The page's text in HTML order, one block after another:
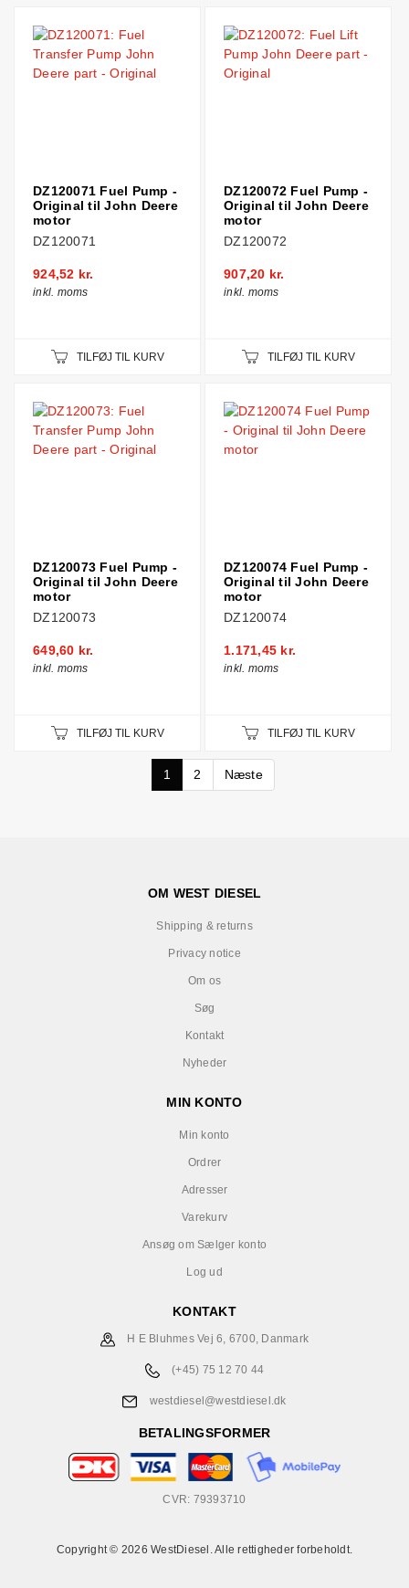
DZ120071 Fuel Pump -
Original til John Deere
motor
DZ120071
924,52 kr.
inkl. moms
TILFØJ TIL KURV
DZ120072 Fuel Pump -
Original til John Deere
motor
DZ120072
907,20 kr.
inkl. moms
TILFØJ TIL KURV
DZ120073 Fuel Pump -
Original til John Deere
motor
DZ120073
649,60 kr.
inkl. moms
TILFØJ TIL KURV
DZ120074 Fuel Pump -
Original til John Deere
motor
DZ120074
1.171,45 kr.
inkl. moms
TILFØJ TIL KURV
1 2 Næste
OM WEST DIESEL
Shipping & returns
Privacy notice
Om os
Søg
Kontakt
Nyheder
MIN KONTO
Min konto
Ordrer
Adresser
Varekurv
Ansøg om Sælger konto
Log ud
KONTAKT
H E Bluhmes Vej 6, 6700, Danmark
(+45) 75 12 70 44
westdiesel@westdiesel.dk
BETALINGSFORMER
CVR: 79393710
Copyright © 2026 WestDiesel. Alle rettigheder forbeholdt.